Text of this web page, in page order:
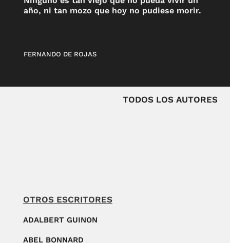
año, ni tan mozo que hoy no pudiese morir.
FERNANDO DE ROJAS
TODOS LOS AUTORES
OTROS ESCRITORES
ADALBERT GUINON
ABEL BONNARD